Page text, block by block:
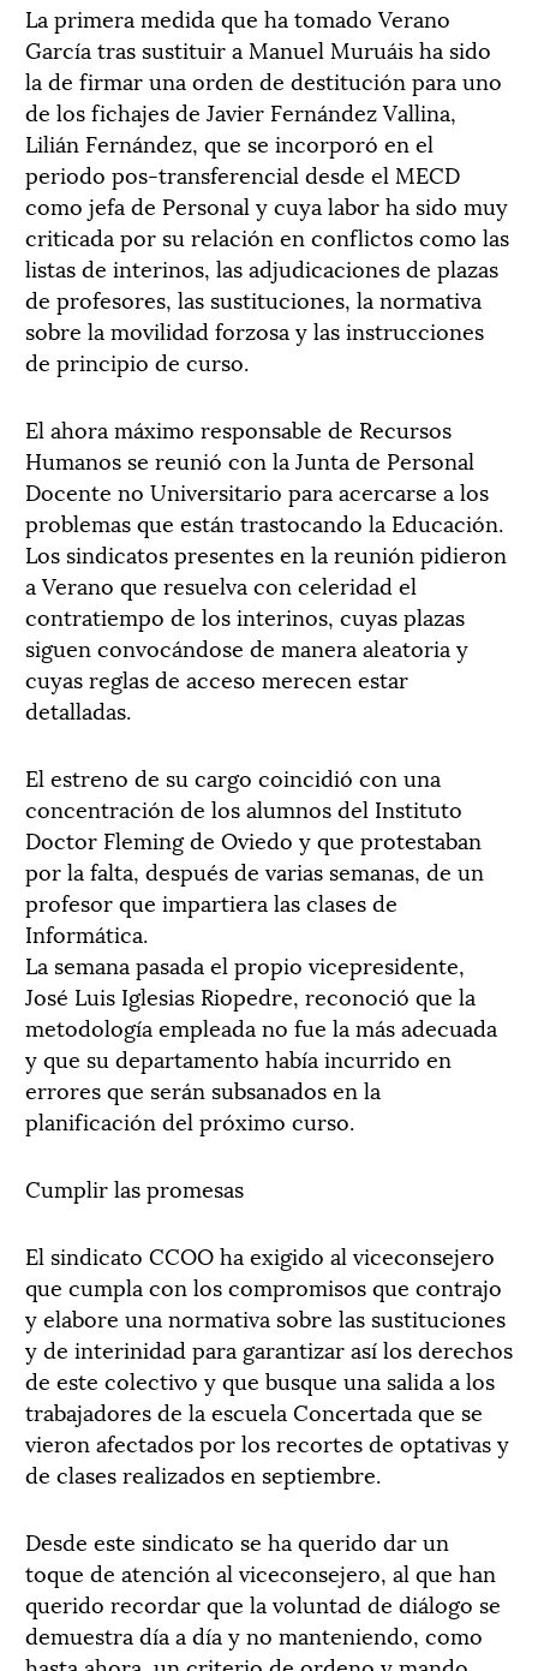
La primera medida que ha tomado Verano
García tras sustituir a Manuel Muruáis ha sido
la de firmar una orden de destitución para uno
de los fichajes de Javier Fernández Vallina,
Lilián Fernández, que se incorporó en el
periodo pos-transferencial desde el MECD
como jefa de Personal y cuya labor ha sido muy
criticada por su relación en conflictos como las
listas de interinos, las adjudicaciones de plazas
de profesores, las sustituciones, la normativa
sobre la movilidad forzosa y las instrucciones
de principio de curso.
El ahora máximo responsable de Recursos
Humanos se reunió con la Junta de Personal
Docente no Universitario para acercarse a los
problemas que están trastocando la Educación.
Los sindicatos presentes en la reunión pidieron
a Verano que resuelva con celeridad el
contratiempo de los interinos, cuyas plazas
siguen convocándose de manera aleatoria y
cuyas reglas de acceso merecen estar
detalladas.
El estreno de su cargo coincidió con una
concentración de los alumnos del Instituto
Doctor Fleming de Oviedo y que protestaban
por la falta, después de varias semanas, de un
profesor que impartiera las clases de
Informática.
La semana pasada el propio vicepresidente,
José Luis Iglesias Riopedre, reconoció que la
metodología empleada no fue la más adecuada
y que su departamento había incurrido en
errores que serán subsanados en la
planificación del próximo curso.
Cumplir las promesas
El sindicato CCOO ha exigido al viceconsejero
que cumpla con los compromisos que contrajo
y elabore una normativa sobre las sustituciones
y de interinidad para garantizar así los derechos
de este colectivo y que busque una salida a los
trabajadores de la escuela Concertada que se
vieron afectados por los recortes de optativas y
de clases realizados en septiembre.
Desde este sindicato se ha querido dar un
toque de atención al viceconsejero, al que han
querido recordar que la voluntad de diálogo se
demuestra día a día y no manteniendo, como